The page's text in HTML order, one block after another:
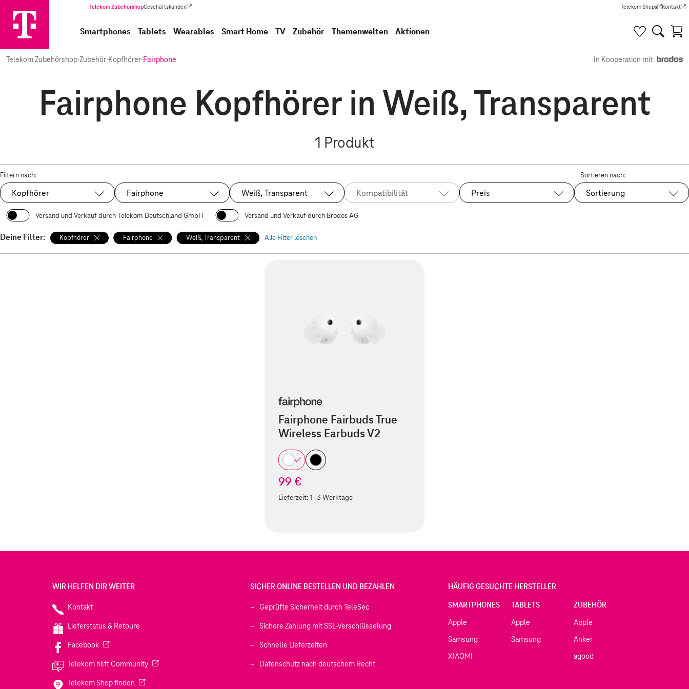
Telekom ZubehörshopGeschäftskunden
(Wird in einem neuen Tab geöffnet) Telekom Shops
(Wird in einem neuen Tab
Kontakt
(Wird in
Smartphones Tablets Wearables Smart Home TV Zubehör Themenwelten Aktionen
Telekom Zubehörshop·Zubehör·Kopfhörer·Fairphone In Kooperation mit
Fairphone Kopfhörer in Weiß, Transparent
1 Produkt
Filtern nach:
Ausgewählt:
Kopfhörer Ausgewählt:
Fairphone Ausgewählt:
Weiß, Transparent Kompatibilität Preis
Sortieren nach:
Sortierung
Versand und Verkauf durch Telekom Deutschland GmbH Versand und Verkauf durch Brodos AG
Deine Filter: Kopfhörer Fairphone Weiß, Transparent Alle Filter löschen
Fairphone Fairbuds True
Wireless Earbuds V2
99 €
Lieferzeit:1-3 Werktage
WIR HELFEN DIR WEITER
Kontakt
Lieferstatus & Retoure
Facebook(Wird in einem neuen Tab geöffnet)
Telekom hilft Community(Wird in einem neuen Tab geöffnet)
Telekom Shop finden (Wird in einem neuen Tab geöffnet)
SICHER ONLINE BESTELLEN UND BEZAHLEN
Geprüfte Sicherheit durch TeleSec
Sichere Zahlung mit SSL-Verschlüsselung
Schnelle Lieferzeiten
Datenschutz nach deutschem Recht
HÄUFIG GESUCHTE HERSTELLER
SMARTPHONES
Apple
Samsung
XIAOMI
TABLETS
Apple
Samsung
ZUBEHÖR
Apple
Anker
agood